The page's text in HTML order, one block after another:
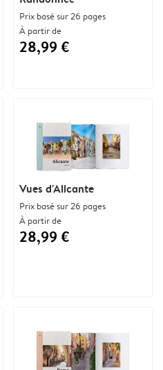
Prix basé sur 26 pages
À partir de
28,99 €
Vues d'Alicante
Prix basé sur 26 pages
À partir de
28,99 €